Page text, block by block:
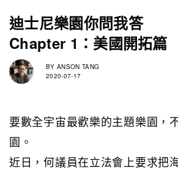
迪士尼樂園你問我答
Chapter 1：美國開拓篇
BY ANSON TANG
2020-07-17
要數全宇宙最歡樂的主題樂園，
園。
近日，何議員在立法會上要求把